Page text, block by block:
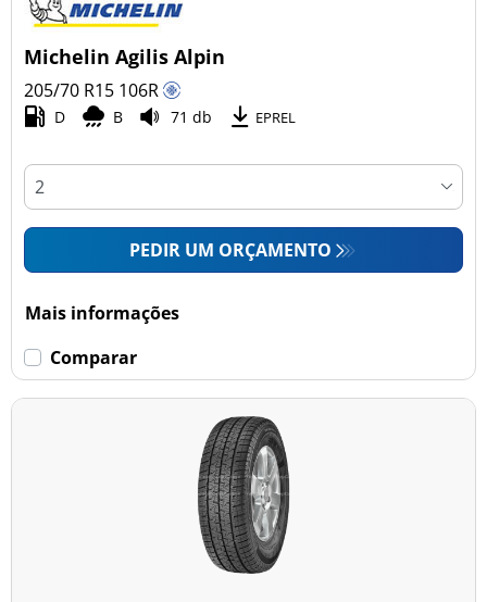
Michelin Agilis Alpin
205/70 R15 106R
D B 71 db EPREL
PEDIR UM ORÇAMENTO
Mais informações
Comparar